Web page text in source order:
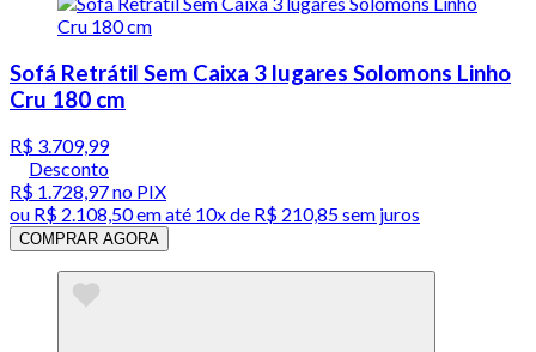
Sofá Retrátil Sem Caixa 3 lugares Solomons Linho
Cru 180 cm
R$ 3.709,99
Desconto
R$ 1.728,97no PIX
ou R$ 2.108,50em até 10x de R$ 210,85 sem juros
COMPRAR AGORA